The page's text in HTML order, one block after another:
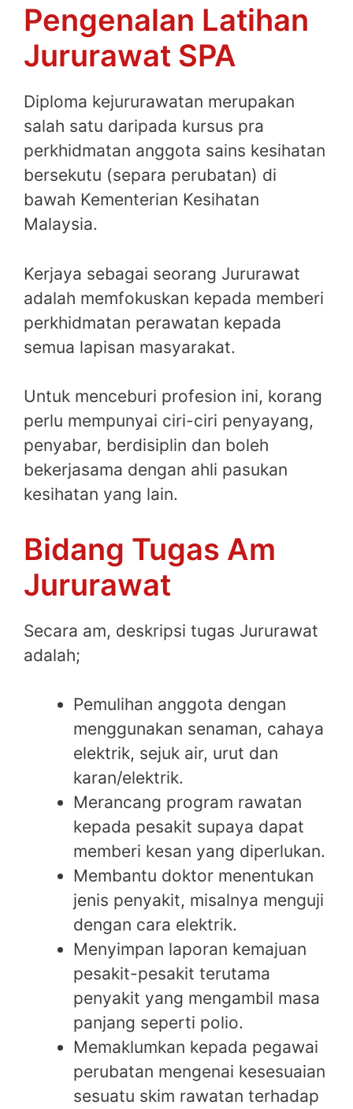
Pengenalan Latihan
Jururawat SPA
Diploma kejururawatan merupakan
salah satu daripada kursus pra
perkhidmatan anggota sains kesihatan
bersekutu (separa perubatan) di
bawah Kementerian Kesihatan
Malaysia.
Kerjaya sebagai seorang Jururawat
adalah memfokuskan kepada memberi
perkhidmatan perawatan kepada
semua lapisan masyarakat.
Untuk menceburi profesion ini, korang
perlu mempunyai ciri-ciri penyayang,
penyabar, berdisiplin dan boleh
bekerjasama dengan ahli pasukan
kesihatan yang lain.
Bidang Tugas Am
Jururawat
Secara am, deskripsi tugas Jururawat
adalah;
Pemulihan anggota dengan
menggunakan senaman, cahaya
elektrik, sejuk air, urut dan
karan/elektrik.
Merancang program rawatan
kepada pesakit supaya dapat
memberi kesan yang diperlukan.
Membantu doktor menentukan
jenis penyakit, misalnya menguji
dengan cara elektrik.
Menyimpan laporan kemajuan
pesakit-pesakit terutama
penyakit yang mengambil masa
panjang seperti polio.
Memaklumkan kepada pegawai
perubatan mengenai kesesuaian
sesuatu skim rawatan terhadap